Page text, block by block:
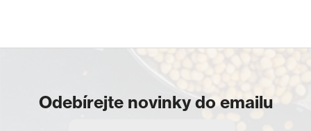
Odebírejte novinky do emailu